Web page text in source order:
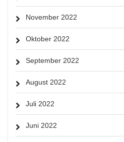
November 2022
Oktober 2022
September 2022
August 2022
Juli 2022
Juni 2022